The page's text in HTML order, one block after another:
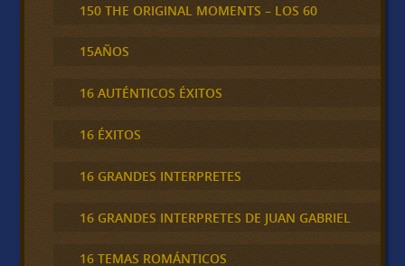
150 THE ORIGINAL MOMENTS – LOS 60
15AÑOS
16 AUTÉNTICOS ÉXITOS
16 ÉXITOS
16 GRANDES INTERPRETES
16 GRANDES INTERPRETES DE JUAN GABRIEL
16 TEMAS ROMÁNTICOS